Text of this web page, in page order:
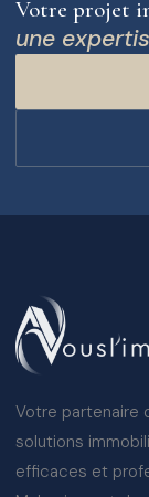
Votre projet
une
Votre partenaire
solutions
efficaces et